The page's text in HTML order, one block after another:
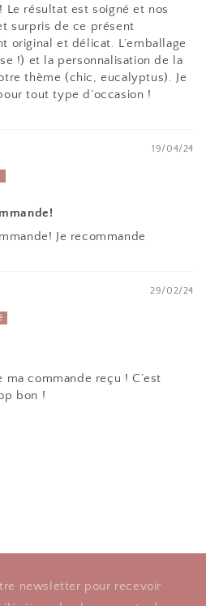
Le résultat est soigné et nos
surpris de ce présent
original et délicat. L’emballage
!) et la personnalisation de la
thème (chic, eucalyptus). Je
tout type d’occasion !
19/04/24
Je recommande
29/02/24
ma commande reçu ! C’est
bon !
newsletter pour recevoir